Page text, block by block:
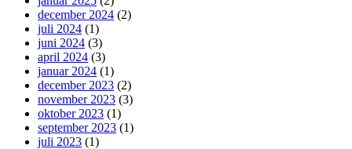
december 2024 (2)
juli 2024 (1)
juni 2024 (3)
april 2024 (3)
januar 2024 (1)
december 2023 (2)
november 2023 (3)
oktober 2023 (1)
september 2023 (1)
juli 2023 (1)